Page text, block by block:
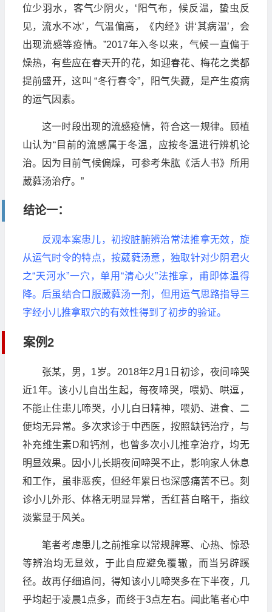
位少羽水，客气少阴火，‘阳气布，候反温，蛰虫反
见，流水不冰’，气温偏高，《内经》讲‘其病温’，会
出现流感等疫情。”2017年入冬以来，气候一直偏于
燥热，有些应在春天开的花，如迎春花、梅花之类都
提前盛开，这叫 “冬行春令”，阳气失藏，是产生疫病
的运气因素。
这一时段出现的流感疫情，符合这一规律。顾植
山认为“目前的流感属于冬温，应按冬温进行辨机论
治。因为目前气候偏燥，可参考朱肱《活人书》所用
葳蕤汤治疗。”
结论一：
反观本案患儿，初按脏腑辨治常法推拿无效，旋
从运气时令的特点，按葳蕤汤意，独取针对少阴君火
之“天河水”一穴，单用“清心火”法推拿，甫即体温得
降。后虽结合口服葳蕤汤一剂，但用运气思路指导三
字经小儿推拿取穴的有效性得到了初步的验证。
案例2
张某，男，1岁。2018年2月1日初诊，夜间啼哭
近1年。该小儿自出生起，每夜啼哭，喂奶、哄逗，
不能止住患儿啼哭，小儿白日精神，喂奶、进食、二
便均无异常。多次求诊于中西医，按照缺钙治疗，与
补充维生素D和钙剂，也曾多次小儿推拿治疗，均无
明显效果。因小儿长期夜间啼哭不止，影响家人休息
和工作，虽非恶疾，但经年累日也深感痛苦不已。刻
诊小儿外形、体格无明显异常，舌红苔白略干，指纹
淡紫显于风关。
笔者考虑患儿之前推拿以常规脾寒、心热、惊恐
等辨治均无显效，于此自应避免覆辙，而当另辟蹊
径。故再仔细追问，得知该小儿啼哭多在下半夜，几
乎均起于凌晨1点多，而终于3点左右。闻此笔者心中